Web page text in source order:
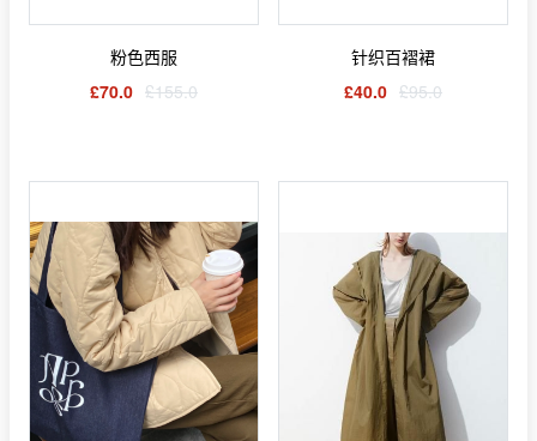
粉色西服
£70.0 £155.0
针织百褶裙
£40.0 £95.0